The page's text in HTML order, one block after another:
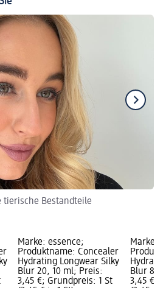
tierische Bestandteile
Marke: essence;
Produktname: Concealer
Hydrating Longwear Silky
Blur 20, 10 ml; Preis:
3,45 €; Grundpreis: 1 St
Marke:
Blur 80,
3,45 €;